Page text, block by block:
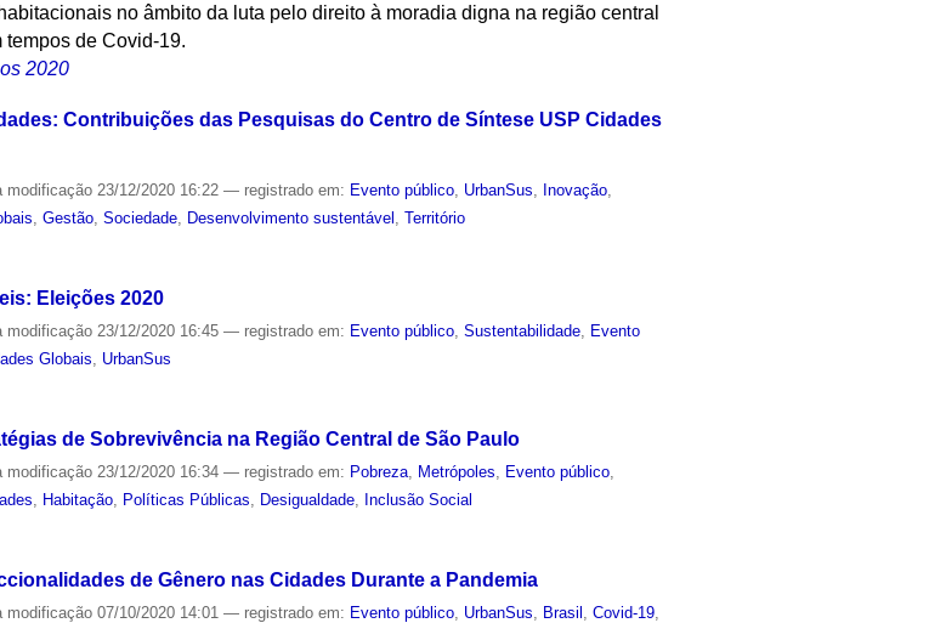
no âmbito da luta pelo direito à moradia digna na região central
de Covid-19.
2020
Contribuições das Pesquisas do Centro de Síntese USP Cidades
modificação 23/12/2020 16:22— registrado em: Evento público, UrbanSus, Inovação,
,Gestão,Sociedade, Desenvolvimento sustentável ,Território
Eleições 2020
modificação 23/12/2020 16:45— registrado em: Evento público,Sustentabilidade, Evento
Globais, UrbanSus
de Sobrevivência na Região Central de São Paulo
modificação 23/12/2020 16:34— registrado em: Pobreza Metrópoles Evento público
Habitação Políticas Públicas Desigualdade Inclusão Social
de Gênero nas Cidades Durante a Pandemia
modificação 07/10/2020 14:01— registrado em: Evento público UrbanSus Brasil ,Covid-19